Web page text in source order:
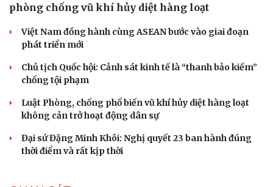
phòng chống vũ khí hủy diệt hàng loạt
Việt Nam đồng hành cùng ASEAN bước vào giai đoạn
phát triển mới
Chủ tịch Quốc hội: Cảnh sát kinh tế là “thanh bảo kiếm”
chống tội phạm
Luật Phòng, chống phổ biến vũ khí hủy diệt hàng loạt
không cản trở hoạt động dân sự
Đại sứ Đặng Minh Khôi: Nghị quyết 23 ban hành đúng
thời điểm và rất kịp thời